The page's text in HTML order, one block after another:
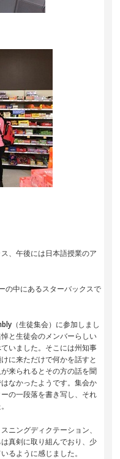
、午後には日本語授業のア
の中にあるスターバックスで
（生徒集会）に参加しまし
と生徒会のメンバーらしい
いました。そこには州知事
に来ただけで何かを話すと
来られるとその方の話を聞
なかったようです。集会か
の一段落を書き写し、それ
ニングディクテーション、
真剣に取り組んでおり、少
るように感じました。